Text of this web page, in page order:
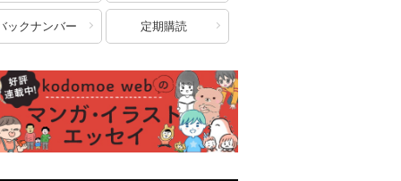
ックナンバー 定期購読